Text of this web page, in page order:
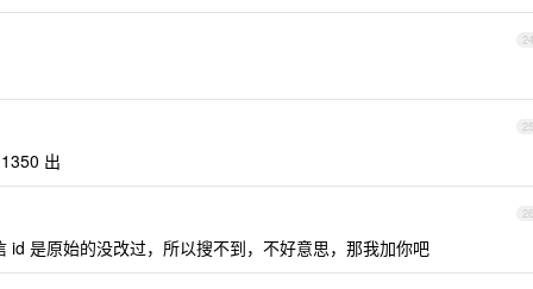
24
25
出
26
id 是原始的没改过，所以搜不到，不好意思，那我加你吧